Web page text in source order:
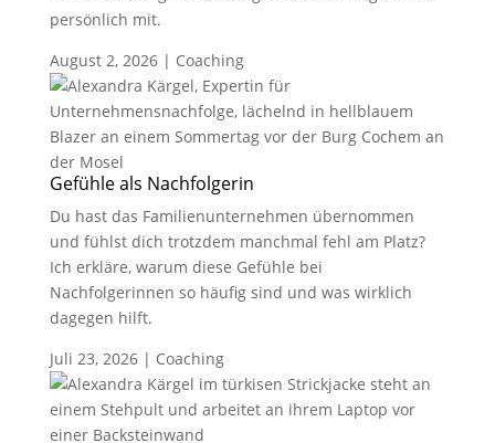
persönlich mit.
August 2, 2026| Coaching
Gefühle als Nachfolgerin
Du hast das Familienunternehmen übernommen
und fühlst dich trotzdem manchmal fehl am Platz?
Ich erkläre, warum diese Gefühle bei
Nachfolgerinnen so häufig sind und was wirklich
dagegen hilft.
Juli 23, 2026| Coaching